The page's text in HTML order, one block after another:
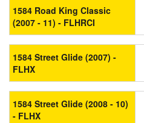
1584 Road King Classic
(2007 - 11) - FLHRCI
1584 Street Glide (2007) -
FLHX
1584 Street Glide (2008 - 10)
- FLHX